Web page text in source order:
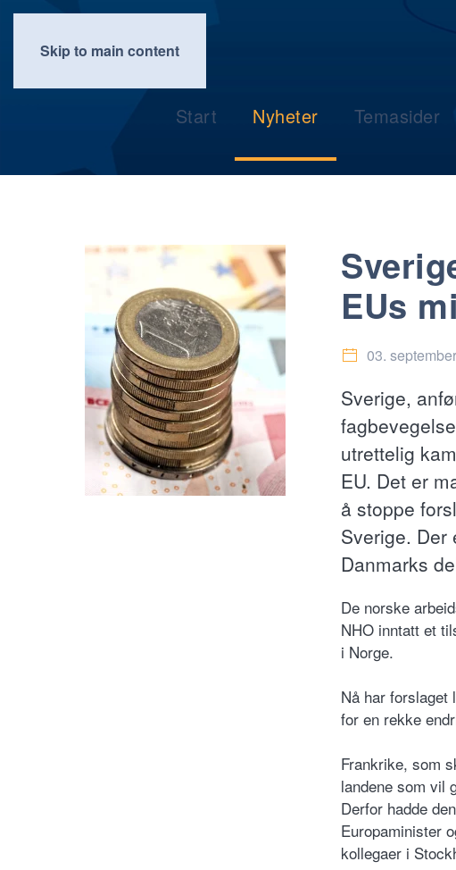
Skip to main content
Start Nyheter Temasider
EUs
03.
Sverige,
utrettelig
EU. Det er
å stoppe
Sverige. Der
Danmarks
De norske
NHO inntatt et
i Norge.
Nå har forslaget
for en rekke
Frankrike, som
landene som vil
Derfor hadde
Europaminister
kollegaer i